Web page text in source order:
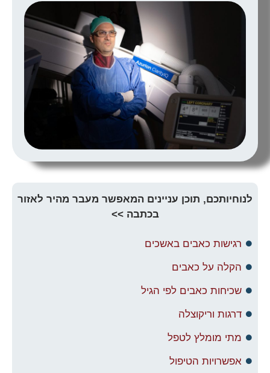
לנוחיותכם, תוכן עניינים המאפשר מעבר מהיר לאזור
בכתבה >>
רגישות כאבים באשכים
הקלה על כאבים
שכיחות כאבים לפי הגיל
דרגות וריקוצלה
מתי מומלץ לטפל
אפשרויות הטיפול